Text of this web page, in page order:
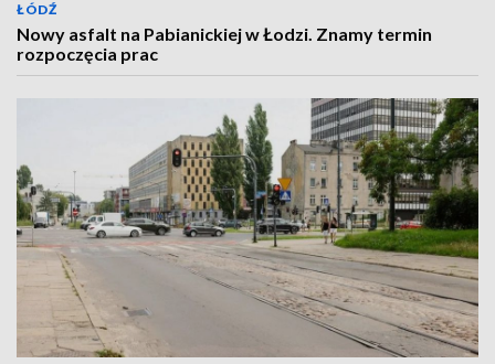
ŁÓDŹ
Nowy asfalt na Pabianickiej w Łodzi. Znamy termin
rozpoczęcia prac